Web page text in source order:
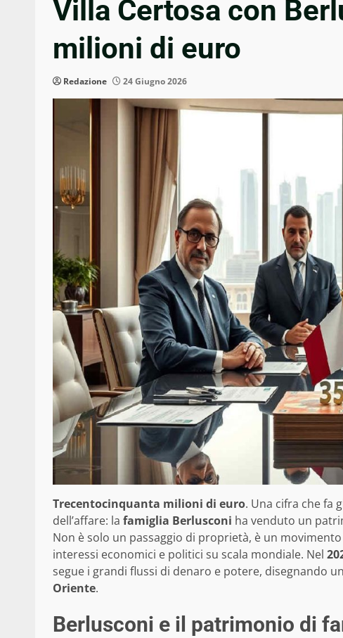
Villa Certosa con
milioni di euro
Redazione 24 Giugno 2026
Trecentocinquanta milioni di euro. Una cifra che fa
dell’affare: la famiglia Berlusconi ha venduto un
Non è solo un passaggio di proprietà, è un
interessi economici e politici su scala mondiale. Nel
segue i grandi flussi di denaro e potere, disegnando
Oriente.
Berlusconi e il patrimonio di